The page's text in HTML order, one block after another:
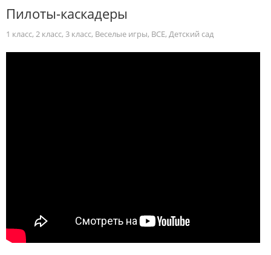
Пилоты-каскадеры
1 класс, 2 класс, 3 класс, Веселые игры, ВСЕ, Детский сад